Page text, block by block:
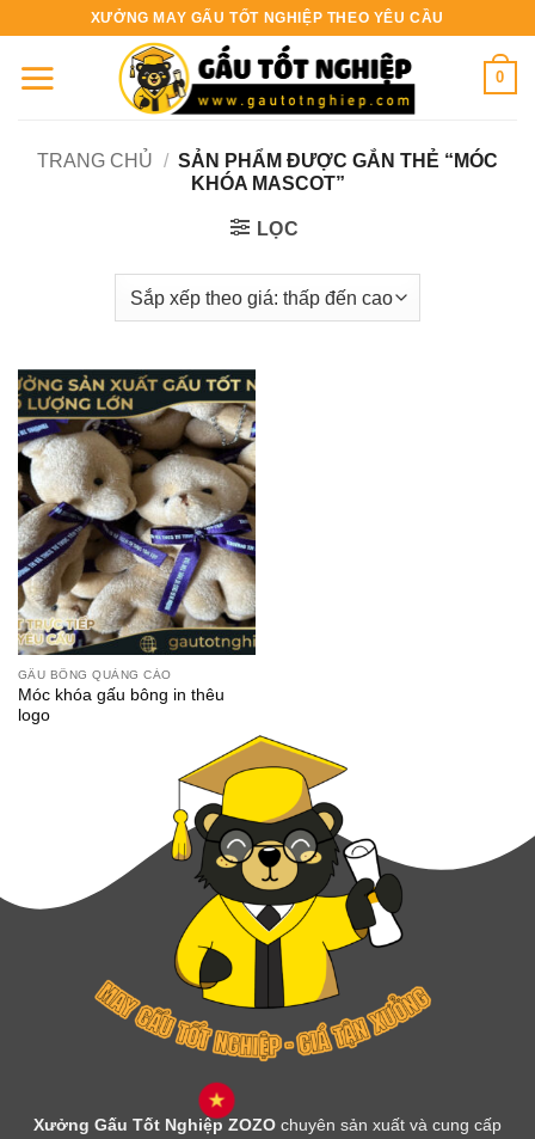
nội
XƯỞNG MAY GẤU TỐT NGHIỆP THEO YÊU CẦU
0
TRANG CHỦ / SẢN PHẨM ĐƯỢC GẮN THẺ “MÓC
KHÓA MASCOT”
LỌC
GẤU BÔNG QUẢNG CÁO
Móc khóa gấu bông in thêu
logo
Xưởng Gấu Tốt Nghiệp ZOZO chuyên sản xuất và cung cấp